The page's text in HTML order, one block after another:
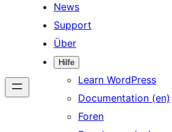
News
Support
Über
Hilfe
Learn WordPress
Documentation (en)
Foren